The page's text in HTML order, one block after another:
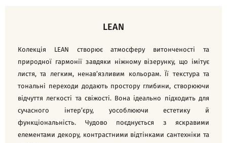
LEAN
Колекція LEAN створює атмосферу витонченості та
природної гармонії завдяки ніжному візерунку, що імітує
листя, та легким, ненав’язливим кольорам. Її текстура та
тональні переходи додають простору глибини, створюючи
відчуття легкості та свіжості. Вона ідеально підходить для
сучасного інтер’єру, уособлюючи естетику й
функціональність. Чудово поєднується з яскравими
елементами декору, контрастними відтінками сантехніки та